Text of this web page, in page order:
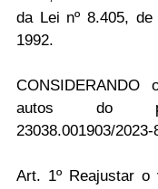
da Lei nº 8.405,
1992.
CONSIDERANDO
autos do
23038.001903/
Art. 1º Reajustar o